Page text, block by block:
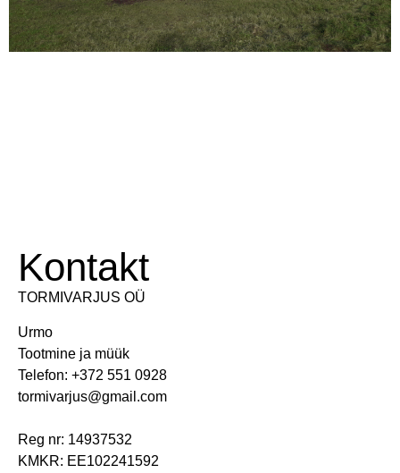
Kontakt
TORMIVARJUS OÜ
Urmo
Tootmine ja müük
Telefon: +372 551 0928
tormivarjus@gmail.com
Reg nr: 14937532
KMKR: EE102241592